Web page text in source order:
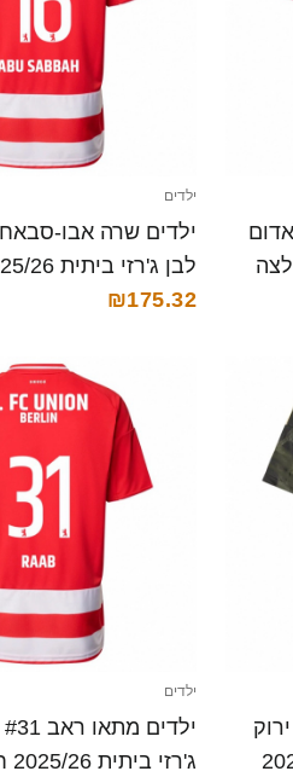
ילדים פאטמה סאקאר #24 אדום
2025/26 חולצה
ילדים
קצרה
₪175.32
ילדים Defne Sarıoğlu #54 ירוק
2025/26
ילדים
ג'רזי ביתית 2025/26 חולצה קצרה